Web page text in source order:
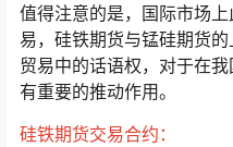
值得注意的是，国际市场
易，硅铁期货与锰硅期货
贸易中的话语权，对于在
有重要的推动作用。
硅铁期货交易合约：